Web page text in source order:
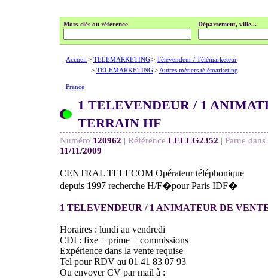
Mots-clés ou référence Département, ville...
Accueil > TELEMARKETING> Télévendeur / Télémarketeur
> TELEMARKETING> Autres métiers télémarketing
France
1 TELEVENDEUR / 1
TERRAIN HF
Numéro 120962 | Référence LELLG2352 | Parue
11/11/2009
CENTRAL TELECOM Opérateur téléphonique
depuis 1997 recherche H/F�pour Paris IDF�
1 TELEVENDEUR / 1 ANIMATEUR DE
Horaires : lundi au vendredi
CDI : fixe + prime + commissions
Expérience dans la vente requise
Tel pour RDV au 01 41 83 07 93
Ou envoyer CV par mail à :